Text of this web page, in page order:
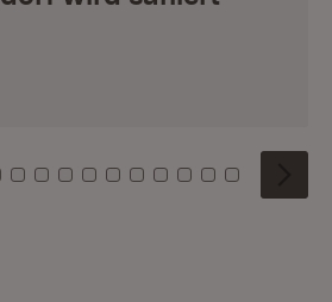
0 1 2 3
Kachel: 4
Zu Kachel: 5
Zu Kachel: 6
Zu Kachel: 7
Zu Kachel: 8
Zu Kachel: 9
Zu Kachel: 10
Zu Kachel: 11
Zu Kachel: 12
Zu Kachel:
Zu